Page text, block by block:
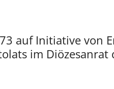
auf Initiative von
im